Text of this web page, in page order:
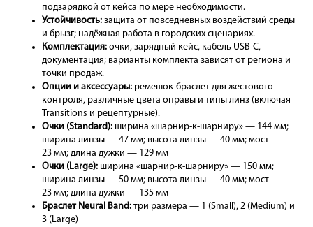
подзарядкой от кейса по мере необходимости.
Устойчивость: защита от повседневных воздействий среды
и брызг; надёжная работа в городских сценариях.
Комплектация: очки, зарядный кейс, кабель USB-C,
документация; варианты комплекта зависят от региона и
точки продаж.
Опции и аксессуары: ремешок-браслет для жестового
контроля, различные цвета оправы и типы линз (включая
Transitions и рецептурные).
Очки (Standard): ширина «шарнир-к-шарниру» — 144 мм;
ширина линзы — 47 мм; высота линзы — 40 мм; мост —
23 мм; длина дужки — 129 мм
Очки (Large): ширина «шарнир-к-шарниру» — 150 мм;
ширина линзы — 50 мм; высота линзы — 40 мм; мост —
23 мм; длина дужки — 135 мм
Браслет Neural Band: три размера — 1 (Small), 2 (Medium) и
3 (Large)